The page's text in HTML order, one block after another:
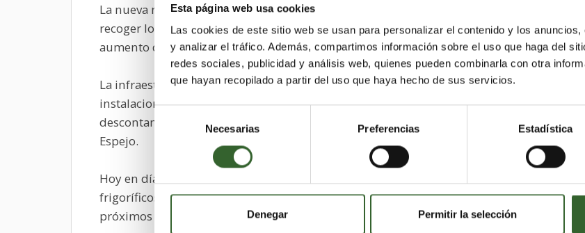
Esta página web usa cookies
Las cookies de este sitio web se usan para personalizar el contenido y los
y analizar el tráfico. Además, compartimos información sobre el uso que haga del
redes sociales, publicidad y análisis web, quienes pueden combinarla con otra
que hayan recopilado a partir del uso que haya hecho de sus servicios.
consentimiento
Necesarias Preferencias Estadística
Denegar Permitir la selección
La nueva normativa comunitaria aumenta el porcentaje de los aparatos antiguos que
recoger los fabricantes de aparatos eléctricos y electrónicos, por esto la compañía prevé
aumento de su negocio procedente de los distribuidores.
La infraestructura en Valencia es de 7.000 metros cuadrados y se sitúa junto a las actuales
instalaciones en Beniparrell (Valencia). Así, realiza el proceso de tratamiento con la
descontaminación de todos los aparatos, "desde un teléfono móvil hasta un frigorífico",
Espejo.
Hoy en día la compañía recicla 15.000 toneladas al año, lo que supone
frigoríficos, 150.000 lavadoras, 120.000 televisores y pequeños aparatos, y calcula que
próximos tres años se alcanzarán las 20.000 toneladas.